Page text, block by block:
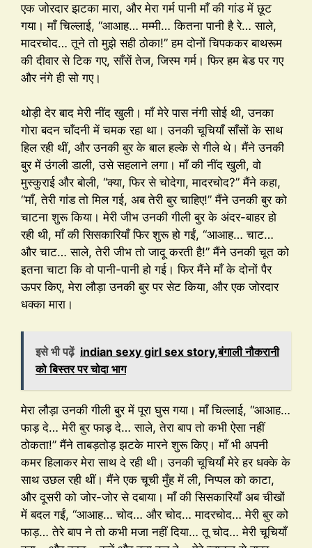
एक जोरदार झटका मारा, और मेरा गर्म पानी माँ की गांड में छूट
गया। माँ चिल्लाई, “आआह… मम्मी… कितना पानी है रे… साले,
मादरचोद… तूने तो मुझे सही ठोका!” हम दोनों चिपककर बाथरूम
की दीवार से टिक गए, साँसें तेज, जिस्म गर्म। फिर हम बेड पर गए
और नंगे ही सो गए।
थोड़ी देर बाद मेरी नींद खुली। माँ मेरे पास नंगी सोई थी, उनका
गोरा बदन चाँदनी में चमक रहा था। उनकी चूचियाँ साँसों के साथ
हिल रही थीं, और उनकी बुर के बाल हल्के से गीले थे। मैंने उनकी
बुर में उंगली डाली, उसे सहलाने लगा। माँ की नींद खुली, वो
मुस्कुराई और बोली, “क्या, फिर से चोदेगा, मादरचोद?” मैंने कहा,
“माँ, तेरी गांड तो मिल गई, अब तेरी बुर चाहिए!” मैंने उनकी बुर को
चाटना शुरू किया। मेरी जीभ उनकी गीली बुर के अंदर-बाहर हो
रही थी, माँ की सिसकारियाँ फिर शुरू हो गईं, “आआह… चाट…
और चाट… साले, तेरी जीभ तो जादू करती है!” मैंने उनकी चूत को
इतना चाटा कि वो पानी-पानी हो गई। फिर मैंने माँ के दोनों पैर
ऊपर किए, मेरा लौड़ा उनकी बुर पर सेट किया, और एक जोरदार
धक्का मारा।
इसे भी पढ़ें indian sexy girl sex story,बंगाली नौकरानी
को बिस्तर पर चोदा भाग
मेरा लौड़ा उनकी गीली बुर में पूरा घुस गया। माँ चिल्लाई, “आआह…
फाड़ दे… मेरी बुर फाड़ दे… साले, तेरा बाप तो कभी ऐसा नहीं
ठोकता!” मैंने ताबड़तोड़ झटके मारने शुरू किए। माँ भी अपनी
कमर हिलाकर मेरा साथ दे रही थी। उनकी चूचियाँ मेरे हर धक्के के
साथ उछल रही थीं। मैंने एक चूची मुँह में ली, निप्पल को काटा,
और दूसरी को जोर-जोर से दबाया। माँ की सिसकारियाँ अब चीखों
में बदल गईं, “आआह… चोद… और चोद… मादरचोद… मेरी बुर को
फाड़… तेरे बाप ने तो कभी मजा नहीं दिया… तू चोद… मेरी चूचियाँ